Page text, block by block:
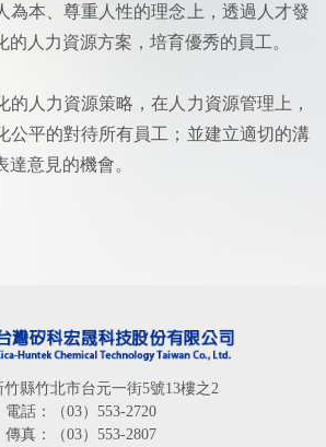
為本、尊重人性的理念上，透過人才發
的人力資源方案，培育優秀的員工。
的人力資源策略，在人力資源管理上，
公平的對待所有員工；並建立適切的溝
意見的機會。
縣竹北市台元一街5號13樓之2
電話：（03）553-2720
傳真：（03）553-2807